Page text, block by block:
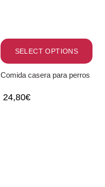
SELECT OPTIONS
Comida casera para perros
24,80€